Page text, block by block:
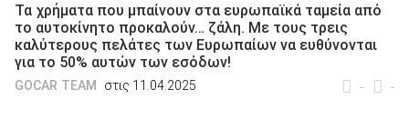
βρες το!
Τα χρήματα που μπαίνουν στα ευρωπαϊκά ταμεία από
το αυτοκίνητο προκαλούν… ζάλη. Με τους τρεις
καλύτερους πελάτες των Ευρωπαίων να ευθύνονται
για το 50% αυτών των εσόδων!
- -
GOCAR TEAM στις 11.04.2025